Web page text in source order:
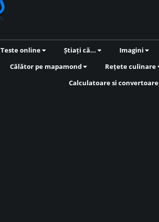
Teste online Știați că... Imagini
Călător pe mapamond Rețete culinare
Calculatoare si convertoare